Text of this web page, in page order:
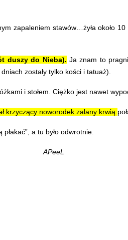
zapaleniem stawów…żyła około
duszy do Nieba). Ja znam to
zostały tylko kości i tatuaż).
i stołem. Ciężko jest nawet
krzyczący noworodek zalany krwią
a tu było odwrotnie.
APeeL
się normalnym...